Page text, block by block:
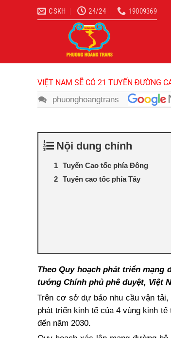
CSKH 24/24 19009369
VIỆT NAM SẼ CÓ 21 TUYẾN ĐƯỜNG
phuonghoangtrans
Nội dung chính
Tuyến Cao tốc phía Đông
Tuyến cao tốc phía Tây
Theo Quy hoạch phát triển mạng
tướng Chính phủ phê duyệt, Việt
Trên cơ sở dự báo nhu cầu vận
phát triển kinh tế của 4 vùng kinh
đến năm 2030.